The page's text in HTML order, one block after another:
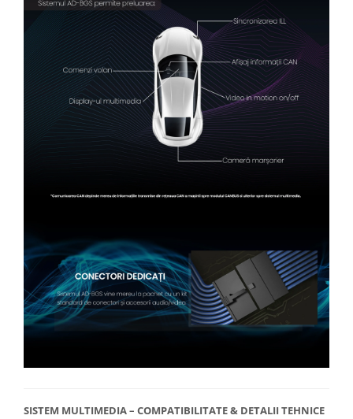
SISTEM MULTIMEDIA – COMPATIBILITATE & DETALII TEHNICE